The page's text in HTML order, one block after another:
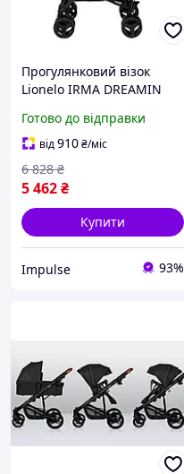
Прогулянковий візок
Lionelo IRMA DREAMIN
Готово до відправки
від910₴/міс
5 462₴
6 828 ₴
Купити
Impulse 93%